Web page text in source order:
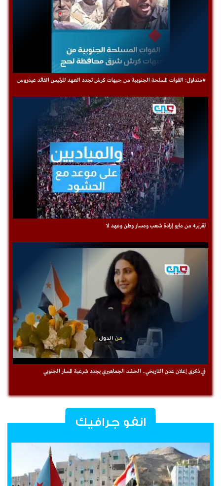
#متداول: القوات المسلحة الجنوبية من جبهات كرش تجدد العهد للرئيس القائد عيدروس
تقرير4 من مايو إرادة شعب ومسار وطن وعهد لا
في ذكرى ‎إعلان عدن التاريخي.. الحشد الجماهيري يجدد شرعية المسار الجنوبي
انفو جرافيك